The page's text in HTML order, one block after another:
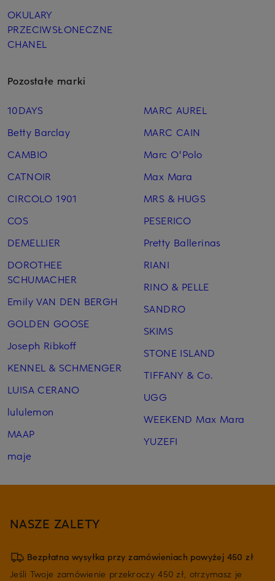
OKULARY
PRZECIWSŁONECZNE
CHANEL
Pozostałe marki
10DAYS
Betty Barclay
CAMBIO
CATNOIR
CIRCOLO 1901
COS
DEMELLIER
DOROTHEE
SCHUMACHER
Emily VAN DEN BERGH
GOLDEN GOOSE
Joseph Ribkoff
KENNEL & SCHMENGER
LUISA CERANO
lululemon
MAAP
maje
MARC AUREL
MARC CAIN
Marc O'Polo
Max Mara
MRS & HUGS
PESERICO
Pretty Ballerinas
RIANI
RINO & PELLE
SANDRO
SKIMS
STONE ISLAND
TIFFANY & Co.
UGG
WEEKEND Max Mara
YUZEFI
NASZE ZALETY
Bezpłatna wysyłka przy zamówieniach powyżej 450 zł
Jeśli Twoje zamówienie przekroczy 450 zł, otrzymasz je